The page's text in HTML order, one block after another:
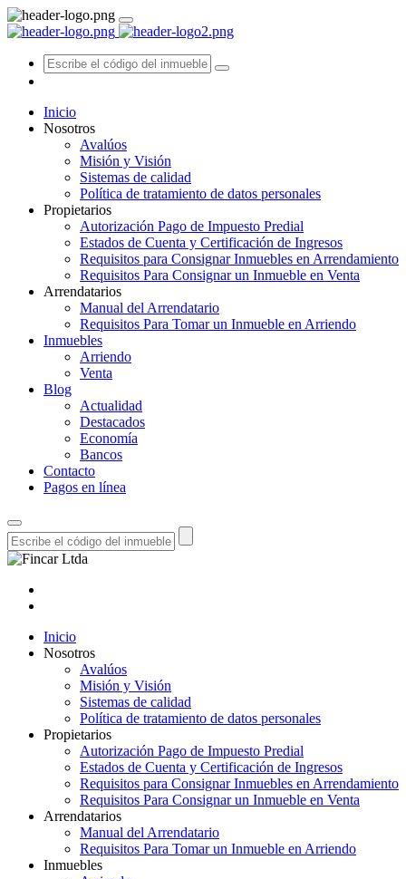
Inicio
Nosotros
Avalúos
Misión y Visión
Sistemas de calidad
Política de tratamiento de datos personales
Propietarios
Autorización Pago de Impuesto Predial
Estados de Cuenta y Certificación de Ingresos
Requisitos para Consignar Inmuebles en Arrendamiento
Requisitos Para Consignar un Inmueble en Venta
Arrendatarios
Manual del Arrendatario
Requisitos Para Tomar un Inmueble en Arriendo
Inmuebles
Arriendo
Venta
Blog
Actualidad
Destacados
Economía
Bancos
Contacto
Pagos en línea
Inicio
Nosotros
Avalúos
Misión y Visión
Sistemas de calidad
Política de tratamiento de datos personales
Propietarios
Autorización Pago de Impuesto Predial
Estados de Cuenta y Certificación de Ingresos
Requisitos para Consignar Inmuebles en Arrendamiento
Requisitos Para Consignar un Inmueble en Venta
Arrendatarios
Manual del Arrendatario
Requisitos Para Tomar un Inmueble en Arriendo
Inmuebles